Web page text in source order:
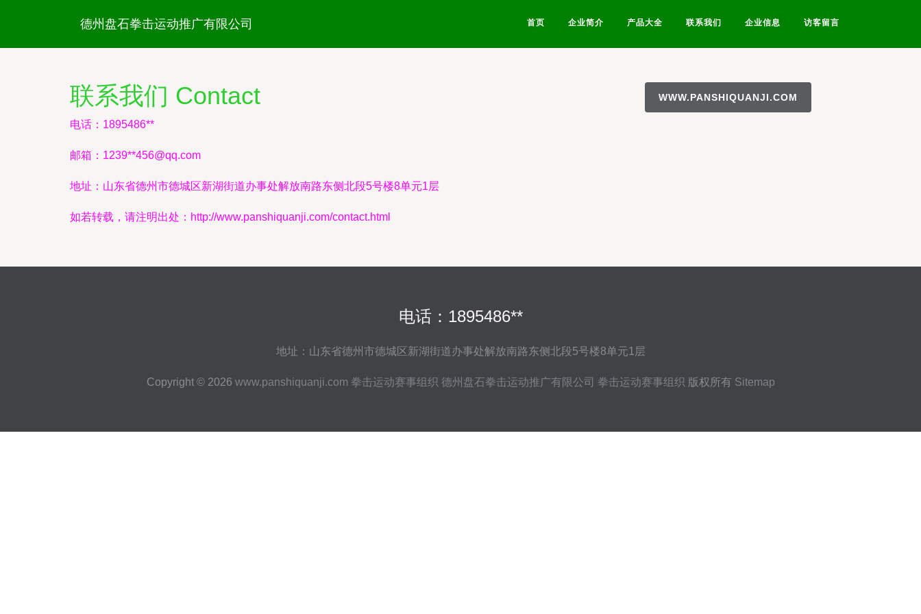
德州盘石拳击运动推广有限公司 首页 企业简介 产品大全 联系我们 企业信息 访客留言
联系我们 Contact
电话：1895486**
邮箱：1239**456@qq.com
地址：山东省德州市德城区新湖街道办事处解放南路东侧北段5号楼8单元1层
如若转载，请注明出处：http://www.panshiquanji.com/contact.html
WWW.PANSHIQUANJI.COM
电话：1895486**
地址：山东省德州市德城区新湖街道办事处解放南路东侧北段5号楼8单元1层
Copyright © 2026 www.panshiquanji.com 拳击运动赛事组织 德州盘石拳击运动推广有限公司 拳击运动赛事组织 版权所有 Sitemap